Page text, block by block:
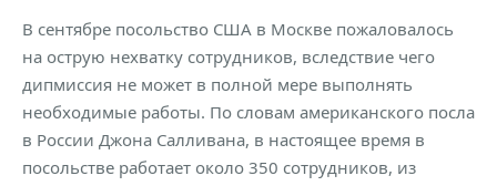
В сентябре посольство США в Москве пожаловалось
на острую нехватку сотрудников, вследствие чего
дипмиссия не может в полной мере выполнять
необходимые работы. По словам американского посла
в России Джона Салливана, в настоящее время в
посольстве работает около 350 сотрудников, из